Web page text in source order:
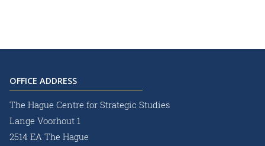
OFFICE ADDRESS
The Hague Centre for Strategic Studies
Lange Voorhout 1
2514 EA The Hague